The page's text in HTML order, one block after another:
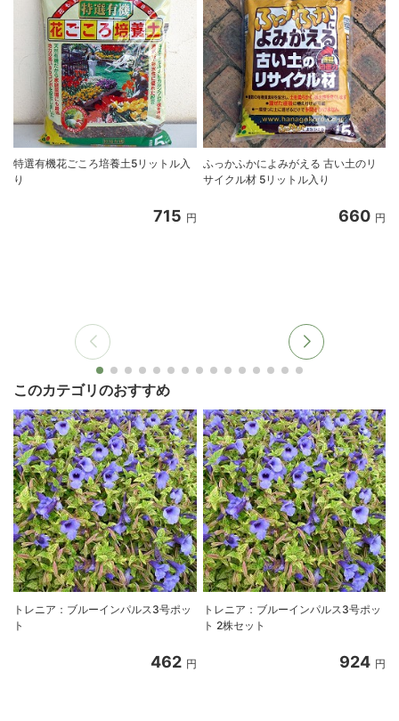
特選有機花ごころ培養土5リットル入
り
715 円
ふっかふかによみがえる 古い土のリ
サイクル材 5リットル入り
660 円
このカテゴリのおすすめ
トレニア：ブルーインパルス3号ポッ
ト
462 円
トレニア：ブルーインパルス3号ポッ
ト 2株セット
924 円